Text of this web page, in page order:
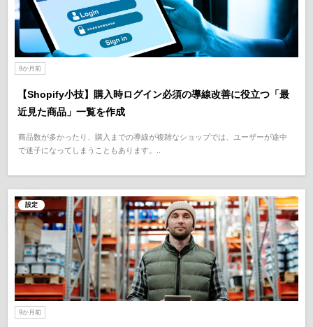
9か月前
【Shopify小技】購入時ログイン必須の導線改善に役立つ「最
近見た商品」一覧を作成
商品数が多かったり、購入までの導線が複雑なショップでは、ユーザーが途中
で迷子になってしまうこともあります。..
設定
9か月前